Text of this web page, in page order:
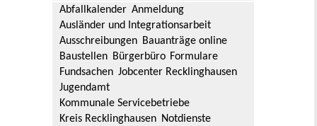
Abfallkalender Anmeldung
Ausländer und Integrationsarbeit
Ausschreibungen Bauanträge online
Baustellen Bürgerbüro Formulare
Fundsachen Jobcenter Recklinghausen
Jugendamt
Kommunale Servicebetriebe
Kreis Recklinghausen Notdienste